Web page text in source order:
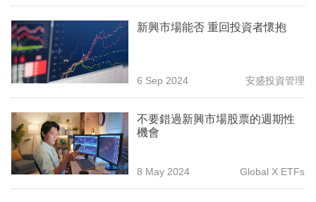
樓
市
理
商
業
科
技
新興市場能否 重回投資者懷抱
6 Sep 2024 安盛投資管理
不要錯過新興市場股票的週期性
機會
8 May 2024 Global X ETFs